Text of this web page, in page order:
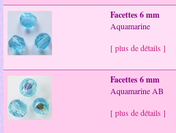
Facettes 6 mm
Aquamarine
[ plus de détails ]
Facettes 6 mm
Aquamarine AB
[ plus de détails ]